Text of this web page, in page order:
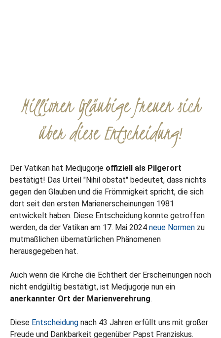
Millionen Gläubige freuen sich
über diese Entscheidung!
Der Vatikan hat Medjugorje offiziell als Pilgerort
bestätigt! Das Urteil "Nihil obstat" bedeutet, dass nichts
gegen den Glauben und die Frömmigkeit spricht, die sich
dort seit den ersten Marienerscheinungen 1981
entwickelt haben. Diese Entscheidung konnte getroffen
werden, da der Vatikan am 17. Mai 2024 neue Normen zu
mutmaßlichen übernatürlichen Phänomenen
herausgegeben hat.
Auch wenn die Kirche die Echtheit der Erscheinungen noch
nicht endgültig bestätigt, ist Medjugorje nun ein
anerkannter Ort der Marienverehrung.
Diese Entscheidung nach 43 Jahren erfüllt uns mit großer
Freude und Dankbarkeit gegenüber Papst Franziskus.